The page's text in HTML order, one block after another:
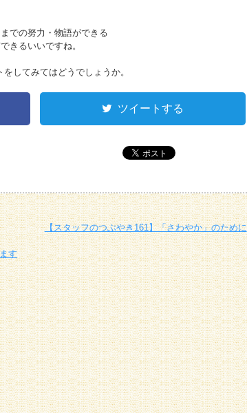
での努力・物語ができる
きるいいですね。
してみてはどうでしょうか。
ツイートする
【スタッフのつぶやき161】「さわやか」のために
す